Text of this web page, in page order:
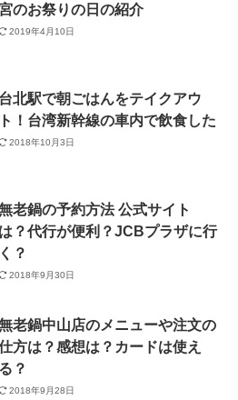
のお祭りの日の紹介
2019年4月10日
台北駅で朝ごはんをテイクアウ
ト！台湾新幹線の車内で飲食した
2018年10月3日
老鍋の予約方法 公式サイト
は？代行が便利？JCBプラザに行
く？
2018年9月30日
老鍋中山店のメニューや注文の
方は？感想は？カードは使え
る？
2018年9月28日